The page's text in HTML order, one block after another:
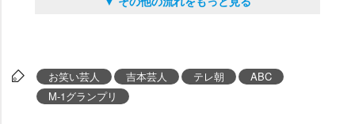
お笑い芸人 吉本芸人 テレ朝
ABC
M-1グランプリ